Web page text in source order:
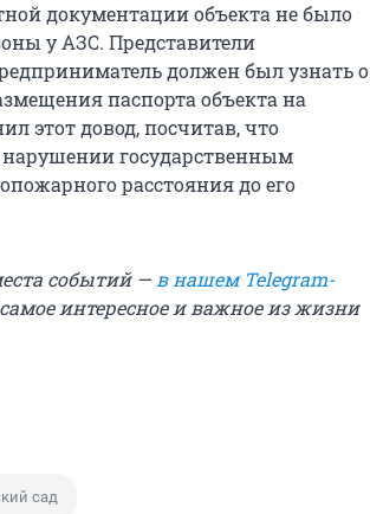
документации объекта не было
у АЗС. Представители
должен был узнать о
паспорта объекта на
этот довод, посчитав, что
государственным
расстояния до его
событий — в нашем Telegram-
интересное и важное из жизни
сад